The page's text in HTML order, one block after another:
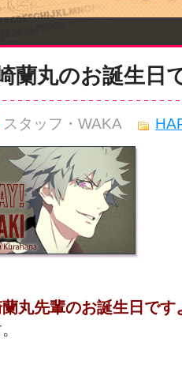
蘭丸のお誕生日
スタッフ・WAKA
丸先輩のお誕生日です